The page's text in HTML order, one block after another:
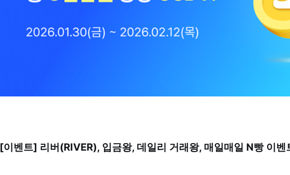
[이벤트] 리버(RIVER), 입금왕, 데일리 거래왕, 매일매일 N빵 이벤